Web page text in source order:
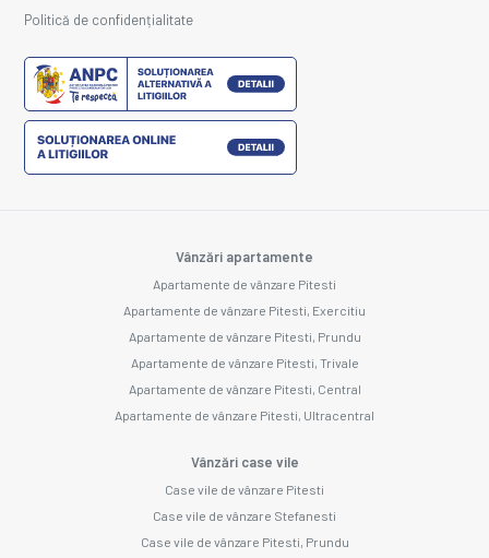
Politică de confidențialitate
Vânzări apartamente
Apartamente de vânzare Pitesti
Apartamente de vânzare Pitesti, Exercitiu
Apartamente de vânzare Pitesti, Prundu
Apartamente de vânzare Pitesti, Trivale
Apartamente de vânzare Pitesti, Central
Apartamente de vânzare Pitesti, Ultracentral
Vânzări case vile
Case vile de vânzare Pitesti
Case vile de vânzare Stefanesti
Case vile de vânzare Pitesti, Prundu